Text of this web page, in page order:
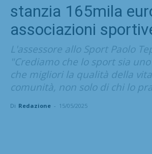
stanzia 165mila
associazioni
L'assessore allo Sport Paolo
"Crediamo che lo sport sia
che migliori la qualità della
comunità, non solo di chi lo
Di Redazione - 15/05/2025